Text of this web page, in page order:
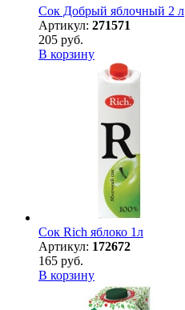
Сок Добрый яблочный 2 л
Артикул: 271571
205 руб.
В корзину
Сок Rich яблоко 1л
Артикул: 172672
165 руб.
В корзину